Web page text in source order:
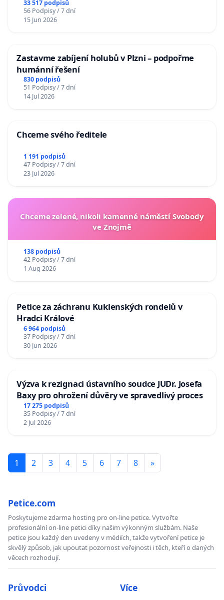
33 517 podpisů
56 Podpisy / 7 dní
15 Jun 2026
Zastavme zabíjení holubů v Plzni – podpořme
humánní řešení
830 podpisů
51 Podpisy / 7 dní
14 Jul 2026
Chceme svého ředitele
1 191 podpisů
47 Podpisy / 7 dní
23 Jul 2026
Chceme zelené, nikoli kamenné náměstí Svobody
ve Znojmě
138 podpisů
42 Podpisy / 7 dní
1 Aug 2026
Petice za záchranu Kuklenských rondelů v
Hradci Králové
6 964 podpisů
37 Podpisy / 7 dní
30 Jun 2026
Výzva k rezignaci ústavního soudce JUDr. Josefa
Baxy pro ohrožení důvěry ve spravedlivý proces
17 275 podpisů
35 Podpisy / 7 dní
2 Jul 2026
1 2 3 4 5 6 7 8 »
Petice.com
Poskytujeme zdarma hosting pro on-line petice. Vytvořte
profesionální on-line petici díky našim výkonným službám. Naše
petice jsou každý den uvedeny v médiích, takže vytvoření petice je
skvělý způsob, jak upoutat pozornost veřejnosti i těch, kteří o daných
věcech rozhodují.
Průvodci Více